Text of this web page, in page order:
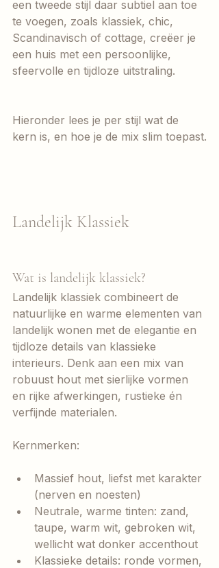
een tweede stijl daar subtiel aan toe
te voegen, zoals klassiek, chic,
Scandinavisch of cottage, creëer je
een huis met een persoonlijke,
sfeervolle en tijdloze uitstraling.
Hieronder lees je per stijl wat de
kern is, en hoe je de mix slim toepast.
Landelijk Klassiek
Wat is landelijk klassiek?
Landelijk klassiek combineert de
natuurlijke en warme elementen van
landelijk wonen met de elegantie en
tijdloze details van klassieke
interieurs. Denk aan een mix van
robuust hout met sierlijke vormen
en rijke afwerkingen, rustieke én
verfijnde materialen.
Kernmerken:
Massief hout, liefst met karakter
(nerven en noesten)
Neutrale, warme tinten: zand,
taupe, warm wit, gebroken wit,
wellicht wat donker accenthout
Klassieke details: ronde vormen,